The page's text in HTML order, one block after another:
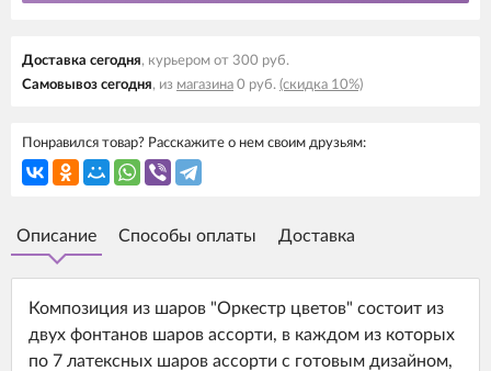
Доставка cегодня, курьером от 300 руб.
Самовывоз cегодня, из магазина 0 руб. (скидка 10%)
Понравился товар? Расскажите о нем своим друзьям:
Описание Способы оплаты Доставка
Композиция из шаров "Оркестр цветов" состоит из
двух фонтанов шаров ассорти, в каждом из которых
по 7 латексных шаров ассорти с готовым дизайном,